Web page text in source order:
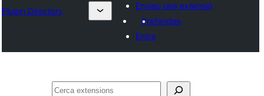
Plugin Directory
Envieu una extensió
Preferides
Entra
Cerca